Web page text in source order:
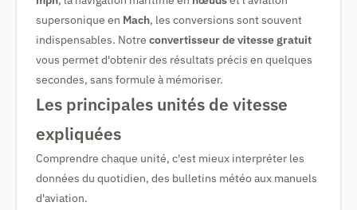
supersonique en Mach, les conversions sont souvent
indispensables. Notre convertisseur de vitesse gratuit
vous permet d'obtenir des résultats précis en quelques
secondes, sans formule à mémoriser.
Les principales unités de vitesse
expliquées
Comprendre chaque unité, c'est mieux interpréter les
données du quotidien, des bulletins météo aux manuels
d'aviation.